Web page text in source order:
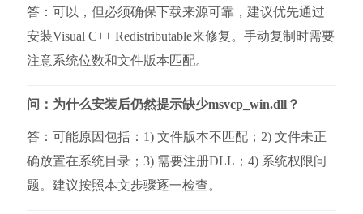
答：可以，但必须确保下载来源可靠，建议优先通过
安装Visual C++ Redistributable来修复。手动复制时需要
注意系统位数和文件版本匹配。
问：为什么安装后仍然提示缺少msvcp_win.dll？
答：可能原因包括：1) 文件版本不匹配；2) 文件未正
确放置在系统目录；3) 需要注册DLL；4) 系统权限问
题。建议按照本文步骤逐一检查。